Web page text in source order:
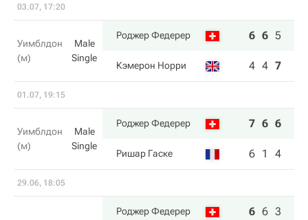
03.07, 17:20
Уимблдон
(м)
Male
Single
Роджер Федерер 6 6 5
Кэмерон Норри 4 4 7
01.07, 19:15
Уимблдон
(м)
Male
Single
Роджер Федерер 7 6 6
Ришар Гаске 6 1 4
29.06, 18:05
Роджер Федерер 6 6 3